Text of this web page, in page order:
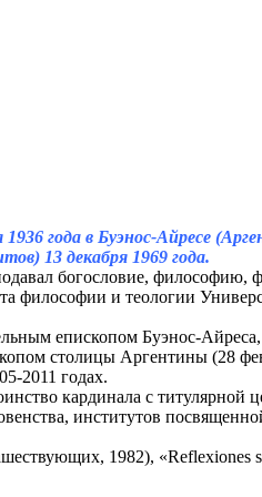
года в Буэнос-Айресе
13 декабря 1969 года.
богословие,
философии и теологии
епископом Буэнос-
столицы Аргентины (28
2011 годах.
кардинала с титулярной
институтов
1982), «Reflexiones